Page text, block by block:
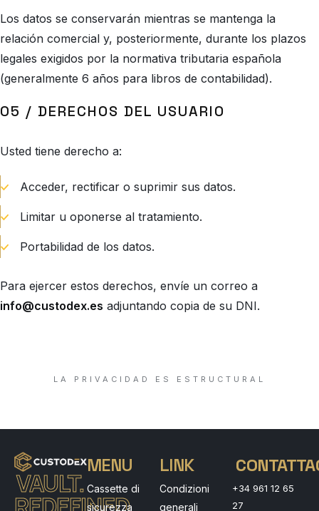
Los datos se conservarán mientras se mantenga la
relación comercial y, posteriormente, durante los plazos
legales exigidos por la normativa tributaria española
(generalmente 6 años para libros de contabilidad).
05 / DERECHOS DEL USUARIO
Usted tiene derecho a:
Acceder, rectificar o suprimir sus datos.
Limitar u oponerse al tratamiento.
Portabilidad de los datos.
Para ejercer estos derechos, envíe un correo a
info@custodex.es adjuntando copia de su DNI.
LA PRIVACIDAD ES ESTRUCTURAL
VAULT.
MENU
Cassette di
sicurezza
LINK
Condizioni
generali
+34 961 12 65
27